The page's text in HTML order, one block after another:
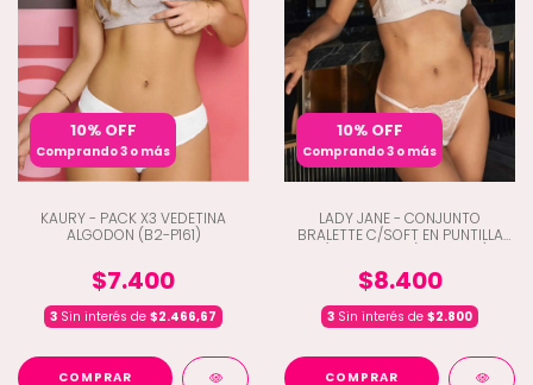
10% OFF
Comprando 3 o más
KAURY - PACK X3 VEDETINA
ALGODON (B2-P161)
$7.400
3 Sin interés de $2.466,67
COMPRAR
10% OFF
Comprando 3 o más
LADY JANE - CONJUNTO
BRALETTE C/SOFT EN PUNTILLA
$8.400
3 Sin interés de $2.800
COMPRAR